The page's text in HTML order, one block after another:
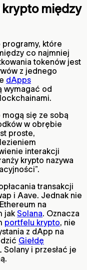
krypto między
programy, które
co najmniej
tokenów jest
z jednego
dApps
wymagać od
się ze sobą
w obrębie
proste,
interakcji
krypto nazywa
transakcji
i Aave. Jednak nie
na
jak Solana. Oznacza
portfelu krypto, nie
z dApp na
Giełdę
Solany i przesłać je